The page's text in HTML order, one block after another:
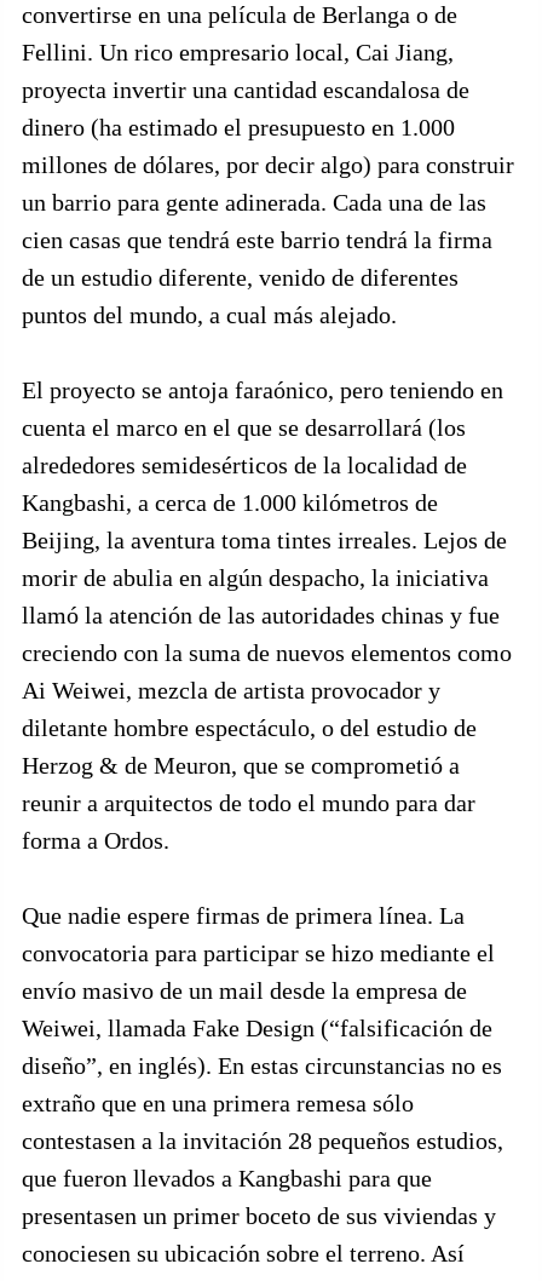
convertirse en una película de Berlanga o de
Fellini. Un rico empresario local, Cai Jiang,
proyecta invertir una cantidad escandalosa de
dinero (ha estimado el presupuesto en 1.000
millones de dólares, por decir algo) para construir
un barrio para gente adinerada. Cada una de las
cien casas que tendrá este barrio tendrá la firma
de un estudio diferente, venido de diferentes
puntos del mundo, a cual más alejado.
El proyecto se antoja faraónico, pero teniendo en
cuenta el marco en el que se desarrollará (los
alrededores semidesérticos de la localidad de
Kangbashi, a cerca de 1.000 kilómetros de
Beijing, la aventura toma tintes irreales. Lejos de
morir de abulia en algún despacho, la iniciativa
llamó la atención de las autoridades chinas y fue
creciendo con la suma de nuevos elementos como
Ai Weiwei, mezcla de artista provocador y
diletante hombre espectáculo, o del estudio de
Herzog & de Meuron, que se comprometió a
reunir a arquitectos de todo el mundo para dar
forma a Ordos.
Que nadie espere firmas de primera línea. La
convocatoria para participar se hizo mediante el
envío masivo de un mail desde la empresa de
Weiwei, llamada Fake Design (“falsificación de
diseño”, en inglés). En estas circunstancias no es
extraño que en una primera remesa sólo
contestasen a la invitación 28 pequeños estudios,
que fueron llevados a Kangbashi para que
presentasen un primer boceto de sus viviendas y
conociesen su ubicación sobre el terreno. Así